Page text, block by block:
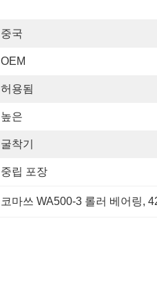
중국
OEM
허용됨
높은
굴착기
중립 포장
코마쓰 WA500-3 롤러 베어링,